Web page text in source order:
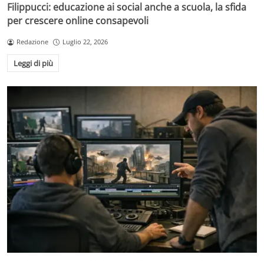
Filippucci: educazione ai social anche a scuola, la sfida
per crescere online consapevoli
Redazione Luglio 22, 2026
Leggi di più